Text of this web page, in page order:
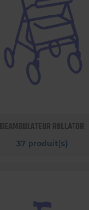
DEAMBULATEUR ROLLATOR
37 produit(s)